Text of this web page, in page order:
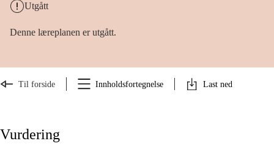
Utgått
Denne læreplanen er utgått.
Til forside Innholdsfortegnelse Last ned
Vurdering